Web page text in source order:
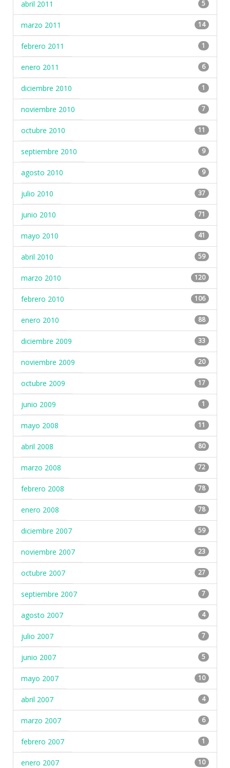
abril 2011 5
marzo 2011 14
febrero 2011 1
enero 2011 6
diciembre 2010 1
noviembre 2010 7
octubre 2010 11
septiembre 2010 9
agosto 2010 9
julio 2010 37
junio 2010 71
mayo 2010 41
abril 2010 59
marzo 2010 120
febrero 2010 106
enero 2010 88
diciembre 2009 33
noviembre 2009 20
octubre 2009 17
junio 2009 1
mayo 2008 11
abril 2008 80
marzo 2008 72
febrero 2008 78
enero 2008 78
diciembre 2007 59
noviembre 2007 23
octubre 2007 27
septiembre 2007 7
agosto 2007 4
julio 2007 7
junio 2007 5
mayo 2007 10
abril 2007 4
marzo 2007 6
febrero 2007 1
enero 2007 10